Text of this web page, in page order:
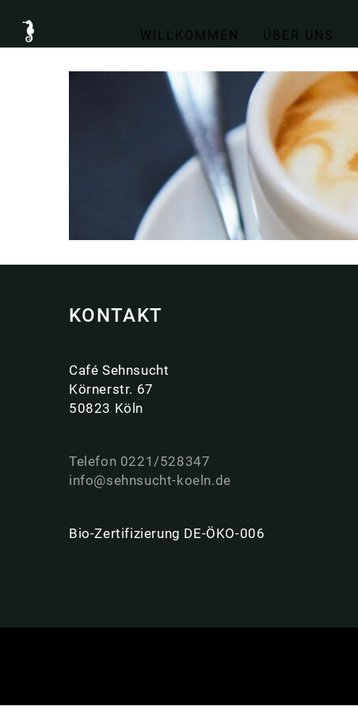
WILLKOMMEN ÜBER UNS
KONTAKT
Café Sehnsucht
Körnerstr. 67
50823 Köln
Telefon 0221/528347
info@sehnsucht-koeln.de
Bio-Zertifizierung DE-ÖKO-006